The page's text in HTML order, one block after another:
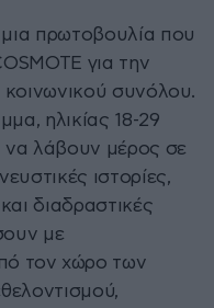
μια πρωτοβουλία που
για την
κοινωνικού συνόλου.
ηλικίας 18-29
να λάβουν μέρος σε
ιστορίες,
διαδραστικές
με
τον χώρο των